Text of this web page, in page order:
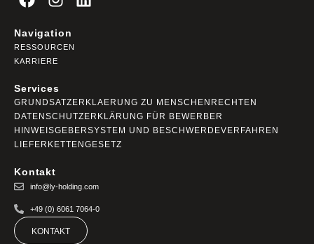
Navigation
RESSOURCEN
KARRIERE
Services
GRUNDSATZERKLAERUNG ZU MENSCHENRECHTEN
DATENSCHUTZERKLÄRUNG FÜR BEWERBER
HINWEISGEBERSYSTEM UND BESCHWERDEVERFAHREN
LIEFERKETTENGESETZ
Kontakt
info@ly-holding.com
+49 (0) 6061 7064-0
KONTAKT